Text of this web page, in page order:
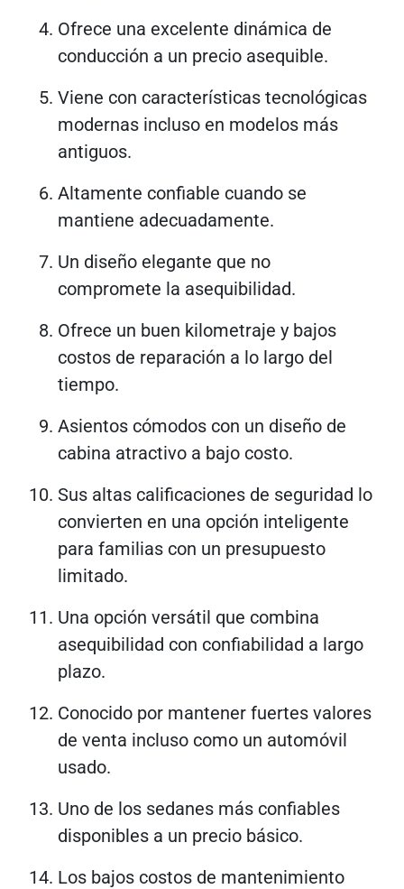
Ofrece una excelente dinámica de
conducción a un precio asequible.
Viene con características tecnológicas
modernas incluso en modelos más
antiguos.
Altamente confiable cuando se
mantiene adecuadamente.
Un diseño elegante que no
compromete la asequibilidad.
Ofrece un buen kilometraje y bajos
costos de reparación a lo largo del
tiempo.
Asientos cómodos con un diseño de
cabina atractivo a bajo costo.
Sus altas calificaciones de seguridad lo
convierten en una opción inteligente
para familias con un presupuesto
limitado.
Una opción versátil que combina
asequibilidad con confiabilidad a largo
plazo.
Conocido por mantener fuertes valores
de venta incluso como un automóvil
usado.
Uno de los sedanes más confiables
disponibles a un precio básico.
Los bajos costos de mantenimiento